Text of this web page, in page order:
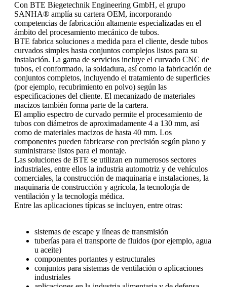
Con BTE Biegetechnik Engineering GmbH, el grupo
SANHA® amplía su cartera OEM, incorporando
competencias de fabricación altamente especializadas en el
ámbito del procesamiento mecánico de tubos.
BTE fabrica soluciones a medida para el cliente, desde tubos
curvados simples hasta conjuntos complejos listos para su
instalación. La gama de servicios incluye el curvado CNC de
tubos, el conformado, la soldadura, así como la fabricación de
conjuntos completos, incluyendo el tratamiento de superficies
(por ejemplo, recubrimiento en polvo) según las
especificaciones del cliente. El mecanizado de materiales
macizos también forma parte de la cartera.
El amplio espectro de curvado permite el procesamiento de
tubos con diámetros de aproximadamente 4 a 130 mm, así
como de materiales macizos de hasta 40 mm. Los
componentes pueden fabricarse con precisión según plano y
suministrarse listos para el montaje.
Las soluciones de BTE se utilizan en numerosos sectores
industriales, entre ellos la industria automotriz y de vehículos
comerciales, la construcción de maquinaria e instalaciones, la
maquinaria de construcción y agrícola, la tecnología de
ventilación y la tecnología médica.
Entre las aplicaciones típicas se incluyen, entre otras:
sistemas de escape y líneas de transmisión
tuberías para el transporte de fluidos (por ejemplo, agua
u aceite)
componentes portantes y estructurales
conjuntos para sistemas de ventilación o aplicaciones
industriales